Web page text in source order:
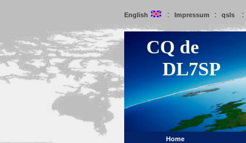
English : Impressum : qsls :
CQ de
DL7SP
Home